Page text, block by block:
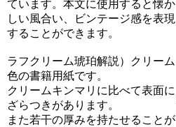
ています。本文に使用すると懐か
しい風合い、ビンテージ感を表現
することができます。
ラフクリーム琥珀解説）クリーム
色の書籍用紙です。
クリームキンマリに比べて表面に
ざらつきがあります。
また若干の厚みを持たせることが